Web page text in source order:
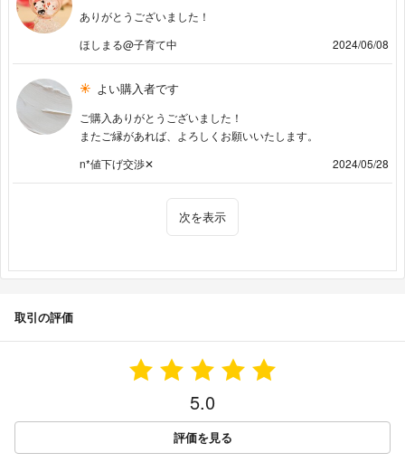
ありがとうございました！
ほしまる@子育て中
2024/06/08
よい購入者です
ご購入ありがとうございました！
またご縁があれば、よろしくお願いいたします。
n*値下げ交渉✕
2024/05/28
次を表示
取引の評価
5.0
評価を見る